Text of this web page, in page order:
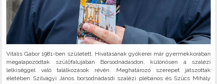
Vitális Gábor 1981-ben született. Hivatásának gyökerei már gyermekkorában
megalapozódtak szülőfalujában Borsodnádasdon, különösen a szalézi
lelkiséggel való találkozások révén. Meghatározó szerepet játszottak
életében Szilvágyi János borsodnádasdi szalézi plébános és Szűcs Mihály